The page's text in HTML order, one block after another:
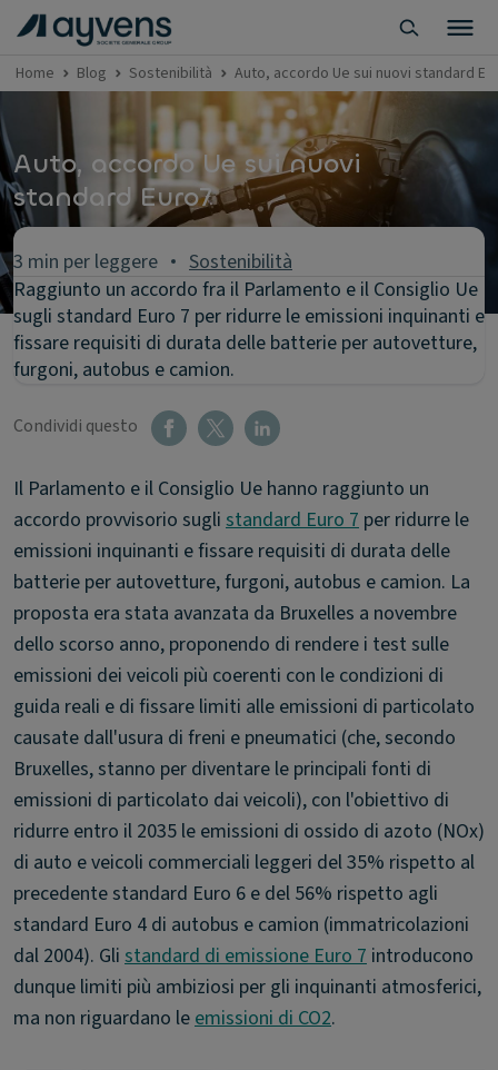
Home Blog Sostenibilità Auto, accordo Ue sui nuovi standard
Auto, accordo Ue sui nuovi
standard Euro7
3 min per leggere
Sostenibilità
Raggiunto un accordo fra il Parlamento e il Consiglio Ue
sugli standard Euro 7 per ridurre le emissioni inquinanti e
fissare requisiti di durata delle batterie per autovetture,
furgoni, autobus e camion.
Condividi questo
Il Parlamento e il Consiglio Ue hanno raggiunto un
accordo provvisorio sugli standard Euro 7 per ridurre le
emissioni inquinanti e fissare requisiti di durata delle
batterie per autovetture, furgoni, autobus e camion. La
proposta era stata avanzata da Bruxelles a novembre
dello scorso anno, proponendo di rendere i test sulle
emissioni dei veicoli più coerenti con le condizioni di
guida reali e di fissare limiti alle emissioni di particolato
causate dall'usura di freni e pneumatici (che, secondo
Bruxelles, stanno per diventare le principali fonti di
emissioni di particolato dai veicoli), con l'obiettivo di
ridurre entro il 2035 le emissioni di ossido di azoto (NOx)
di auto e veicoli commerciali leggeri del 35% rispetto al
precedente standard Euro 6 e del 56% rispetto agli
standard Euro 4 di autobus e camion (immatricolazioni
dal 2004). Gli standard di emissione Euro 7 introducono
dunque limiti più ambiziosi per gli inquinanti atmosferici,
ma non riguardano leemissioni di CO2.